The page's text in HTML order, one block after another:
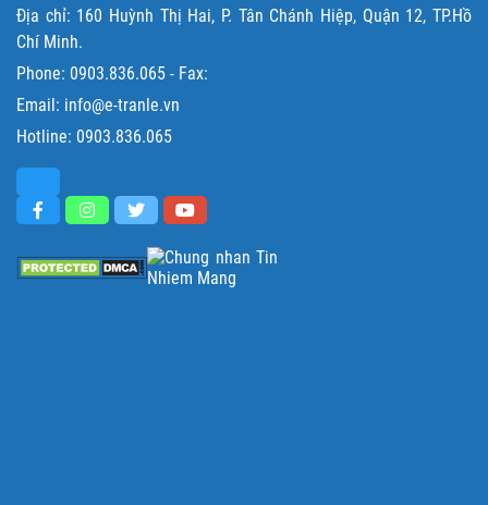
Địa chỉ: 160 Huỳnh Thị Hai, P. Tân Chánh Hiệp, Quận 12, TP.Hồ
Chí Minh.
Phone: 0903.836.065 - Fax:
Email: info@e-tranle.vn
Hotline: 0903.836.065